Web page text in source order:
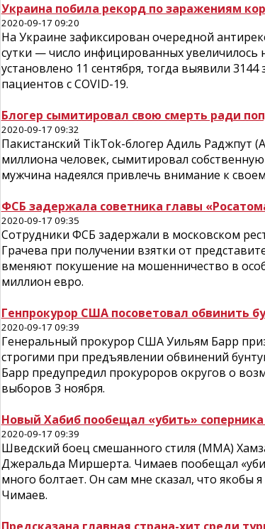
Украина побила рекорд по заражениям
2020-09-17 09:20
На Украине зафиксирован очередной
сутки — число инфицированных
установлено 11 сентября, тогда выявили
пациентов с COVID-19.
Блогер сымитировал свою смерть ради
2020-09-17 09:32
Пакистанский TikTok-блогер Адиль Раджпут
миллиона человек, сымитировал
мужчина надеялся привлечь внимание к
ФСБ задержала советника главы
2020-09-17 09:35
Сотрудники ФСБ задержали в московском
Грачева при получении взятки от
вменяют покушение на мошенничество в
миллион евро.
Генпрокурор США посоветовал обвинить
2020-09-17 09:39
Генеральный прокурор США Уильям Барр
строгими при предъявлении обвинений
Барр предупредил прокуроров округов о
выборов 3 ноября.
Новый Хабиб пообещал «убить»
2020-09-17 09:39
Шведский боец смешанного стиля (MMA)
Джеральда Миршерта. Чимаев пообещал
много болтает. Он сам мне сказал, что
Чимаев.